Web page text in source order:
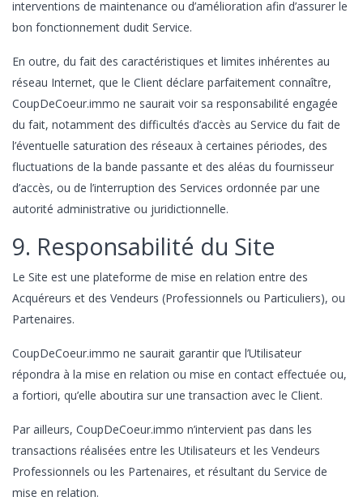
interventions de maintenance ou d’amélioration afin d’assurer le
bon fonctionnement dudit Service.
En outre, du fait des caractéristiques et limites inhérentes au
réseau Internet, que le Client déclare parfaitement connaître,
CoupDeCoeur.immo ne saurait voir sa responsabilité engagée
du fait, notamment des difficultés d’accès au Service du fait de
l’éventuelle saturation des réseaux à certaines périodes, des
fluctuations de la bande passante et des aléas du fournisseur
d’accès, ou de l’interruption des Services ordonnée par une
autorité administrative ou juridictionnelle.
9. Responsabilité du Site
Le Site est une plateforme de mise en relation entre des
Acquéreurs et des Vendeurs (Professionnels ou Particuliers), ou
Partenaires.
CoupDeCoeur.immo ne saurait garantir que l’Utilisateur
répondra à la mise en relation ou mise en contact effectuée ou,
a fortiori, qu’elle aboutira sur une transaction avec le Client.
Par ailleurs, CoupDeCoeur.immo n’intervient pas dans les
transactions réalisées entre les Utilisateurs et les Vendeurs
Professionnels ou les Partenaires, et résultant du Service de
mise en relation.